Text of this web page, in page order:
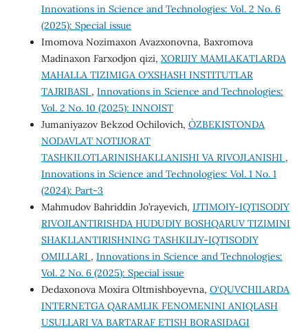
Innovations in Science and Technologies: Vol. 2 No. 6
(2025): Special issue
Imomova Nozimaxon Avazxonovna, Baxromova
Madinaxon Farxodjon qizi, XORIJIY MAMLAKATLARDA
MAHALLA TIZIMIGA O‘XSHASH INSTITUTLAR
TAJRIBASI , Innovations in Science and Technologies:
Vol. 2 No. 10 (2025): INNOIST
Jumaniyazov Bekzod Ochilovich, O`ZBEKISTONDA
NODAVLAT NOTIJORAT
TASHKILOTLARINISHAKLLANISHI VA RIVOJLANISHI ,
Innovations in Science and Technologies: Vol. 1 No. 1
(2024): Part-3
Mahmudov Bahriddin Jo’rayevich, IJTIMOIY-IQTISODIY
RIVOJLANTIRISHDA HUDUDIY BOSHQARUV TIZIMINI
SHAKLLANTIRISHNING TASHKILIY-IQTISODIY
OMILLARI , Innovations in Science and Technologies:
Vol. 2 No. 6 (2025): Special issue
Dedaxonova Moxira Oltmishboyevna, O‘QUVCHILARDA
INTERNETGA QARAMLIK FENOMENINI ANIQLASH
USULLARI VA BARTARAF ETISH BORASIDAGI